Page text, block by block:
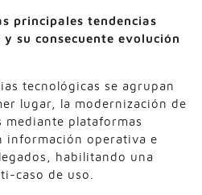
principales tendencias
y su consecuente evolución
tecnológicas se agrupan
lugar, la modernización de
mediante plataformas
información operativa e
habilitando una
caso de uso.